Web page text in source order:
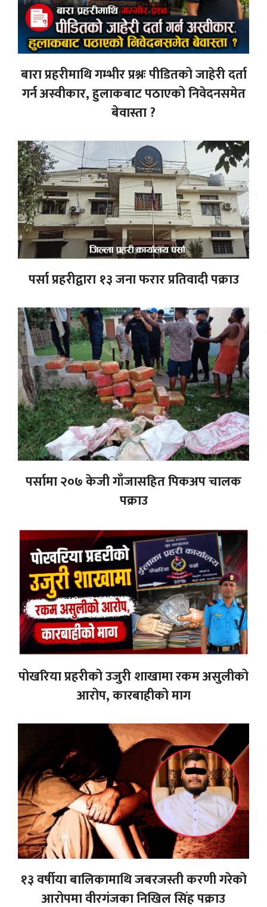
बारा प्रहरीमाथि गम्भीर प्रश्नः पीडितको जाहेरी दर्ता
गर्न अस्वीकार, हुलाकबाट पठाएको निवेदनसमेत
बेवास्ता ?
पर्सा प्रहरीद्वारा १३ जना फरार प्रतिवादी पक्राउ
पर्सामा २०७ केजी गाँजासहित पिकअप चालक
पक्राउ
पोखरिया प्रहरीको उजुरी शाखामा रकम असुलीको
आरोप, कारबाहीको माग
१३ वर्षीया बालिकामाथि जबरजस्ती करणी गरेको
आरोपमा वीरगंजका निखिल सिंह पक्राउ